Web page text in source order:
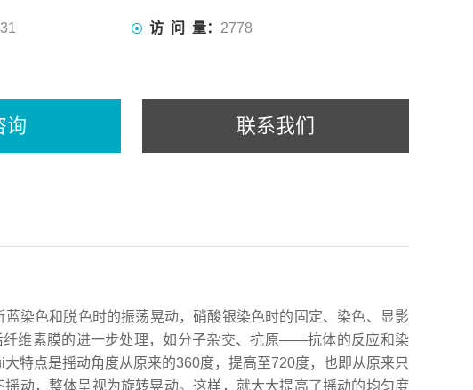
访 问 量： 2778
询 联系我们
染色和脱色时的振荡晃动，硝酸银染色时的固定、染色、显影
维素膜的进一步处理，如分子杂交、抗原——抗体的反应和染
特点是摇动角度从原来的360度，提高至720度，也即从原来只
动，整体呈视为旋转晃动。这样，就大大提高了摇动的均匀度